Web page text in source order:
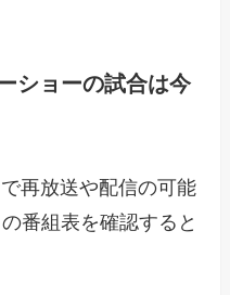
ショーの試合は今
再放送や配信の可能
番組表を確認すると